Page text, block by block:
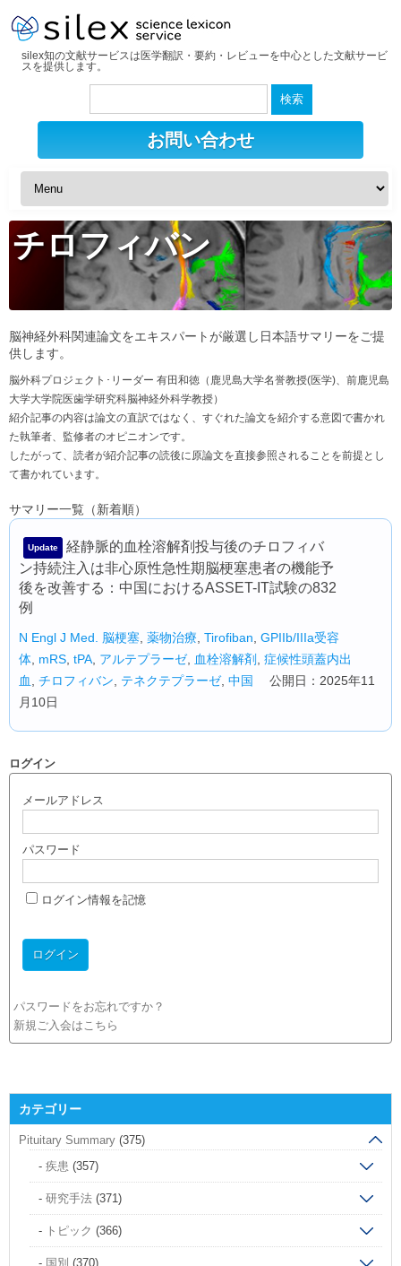
silex知の文献サービスは医学翻訳・要約・レビューを中心とした文献サービ
スを提供します。
検
お問い合わせ
チロフィバン
脳神経外科関連論文をエキスパートが厳選し日本語サマリーをご提
供します。
脳外科プロジェクト･リーダー 有田和徳（鹿児島大学名誉教授(医学)、前鹿児島
大学大学院医歯学研究科脳神経外科学教授）
紹介記事の内容は論文の直訳ではなく、すぐれた論文を紹介する意図で書かれ
た執筆者、監修者のオピニオンです。
したがって、読者が紹介記事の読後に原論文を直接参照されることを前提とし
て書かれています。
サマリー一覧（新着順）
Update
経静脈的血栓溶解剤投与後のチロフィバ
ン持続注入は非心原性急性期脳梗塞患者の機能予
後を改善する：中国におけるASSET-IT試験の832
例
N Engl J Med. 脳梗塞 薬物治療 Tirofiban GPIIb/IIIa受容
体 mRS tPA アルテプラーゼ, 血栓溶解剤
症候性頭蓋内出
血
チロフィバン テネクテプラーゼ, 中国
公開日：2025年11
月10日
ログイン
メールアドレス
パスワード
ログイン情報を記憶
パスワードをお忘れですか？
新規ご入会はこちら
カテゴリー
Pituitary Summary (375)
疾患 (357)
研究手法 (371)
トピック (366)
国別 (370)